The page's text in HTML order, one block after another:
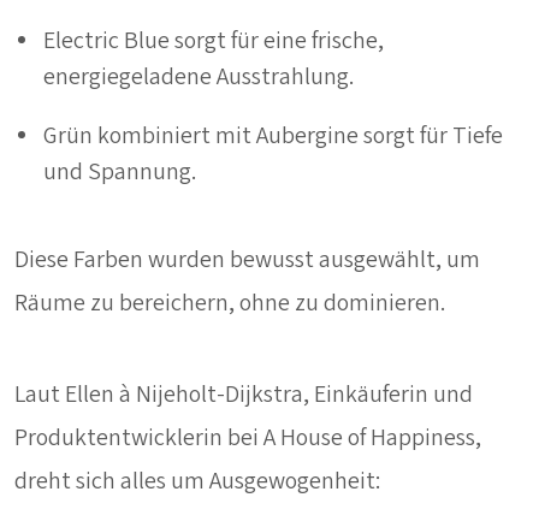
Electric Blue sorgt für eine frische,
energiegeladene Ausstrahlung.
Grün kombiniert mit Aubergine sorgt für Tiefe
und Spannung.
Diese Farben wurden bewusst ausgewählt, um
Räume zu bereichern, ohne zu dominieren.
Laut Ellen à Nijeholt-Dijkstra, Einkäuferin und
Produktentwicklerin bei A House of Happiness,
dreht sich alles um Ausgewogenheit: